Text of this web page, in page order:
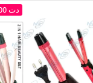
-14,000 دت